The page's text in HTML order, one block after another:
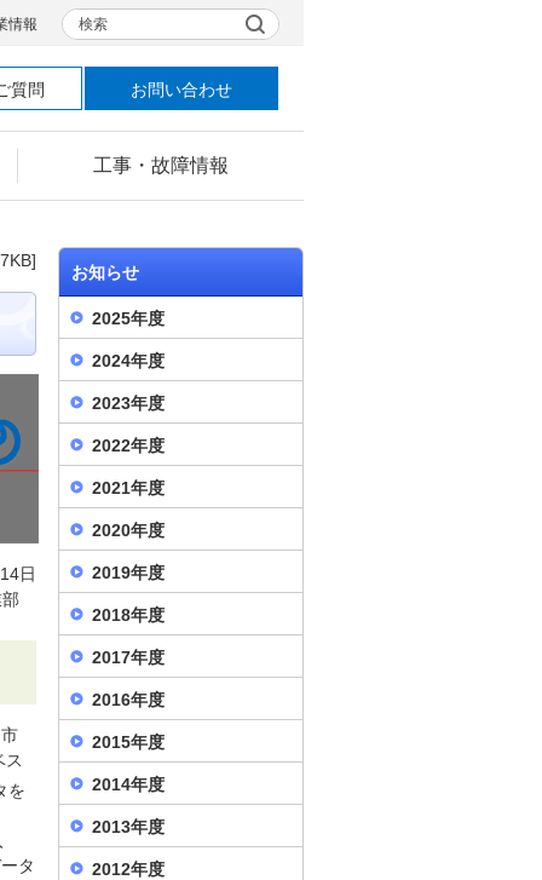
工事・故障情報
情報 検索
質問 お問い合わせ
日
部
ス
を
タ
お知らせ
2025年度
2024年度
2023年度
2022年度
2021年度
2020年度
2019年度
2018年度
2017年度
2016年度
2015年度
2014年度
2013年度
2012年度